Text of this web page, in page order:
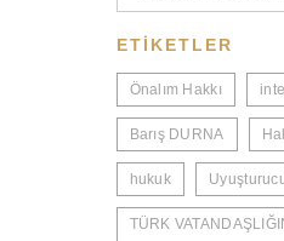
ETIKETLER
Önalım Hakkı
Barış DURNA
hukuk
TÜRK